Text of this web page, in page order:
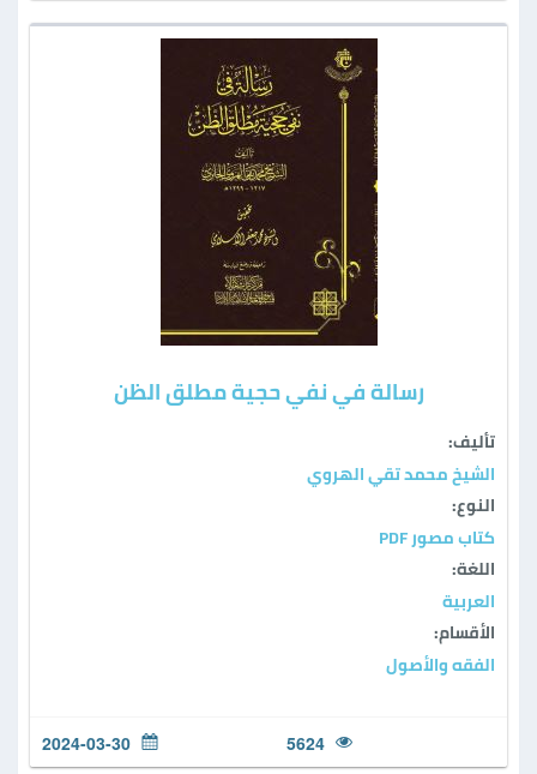
رسالة في نفي حجية مطلق الظن
تأليف:
الشيخ محمد تقي الهروي
النوع:
كتاب مصور PDF
اللغة:
العربية
الأقسام:
الفقه والأصول
5624
2024-03-30